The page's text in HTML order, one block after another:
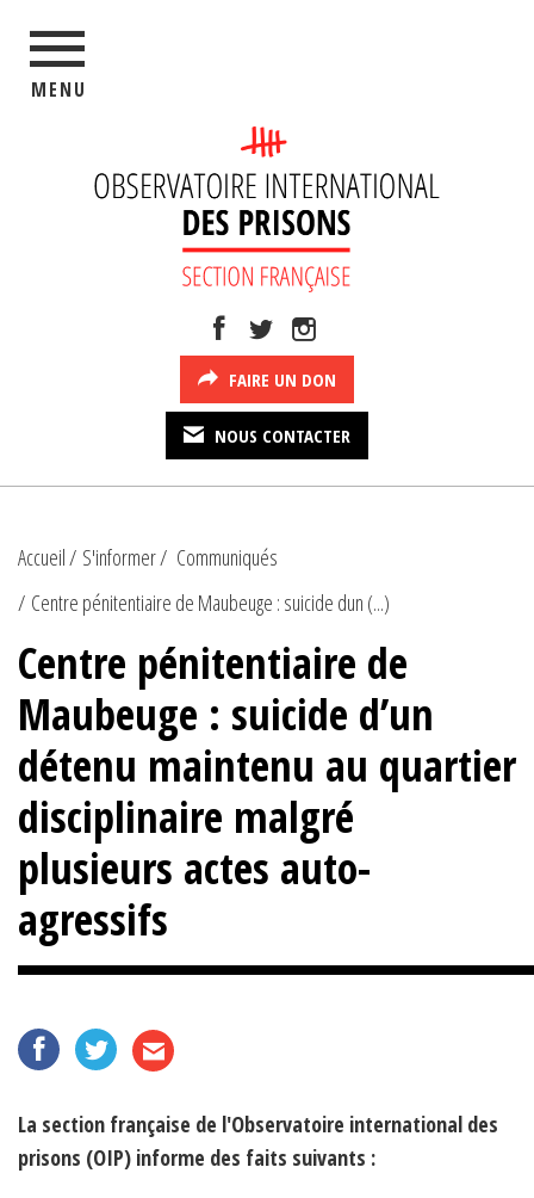
MENU
FAIRE UN DON
NOUS CONTACTER
Accueil S'informer
Communiqués
Centre pénitentiaire de Maubeuge : suicide dun (...)
Centre pénitentiaire de
Maubeuge : suicide d’un
détenu maintenu au quartier
disciplinaire malgré
plusieurs actes auto-
agressifs
La section française de l'Observatoire international des
prisons (OIP) informe des faits suivants :